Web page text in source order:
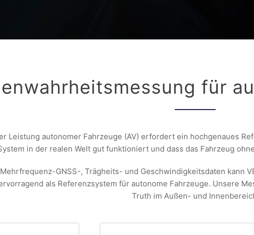
für
Leistung autonomer Fahrzeuge (AV) erfordert ein hochgenaues
in der realen Welt gut funktioniert und dass das Fahrzeug
GNSS-, Trägheits- und Geschwindigkeitsdaten kann
als Referenzsystem für autonome Fahrzeuge. Unsere
Truth im Außen- und